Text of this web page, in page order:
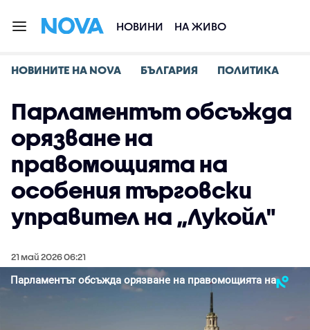
НОВИНИ НА ЖИВО
НОВИНИТЕ НА NOVA БЪЛГАРИЯ ПОЛИТИКА
Парламентът обсъжда
орязване на
правомощията на
особения търговски
управител на „Лукойл"
21 май 2026 06:21